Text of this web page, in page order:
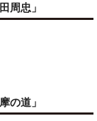
周忠」
の道」